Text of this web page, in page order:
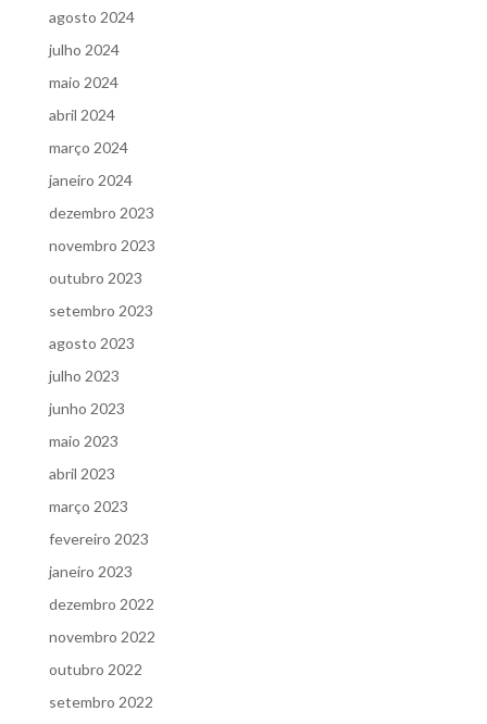
agosto 2024
julho 2024
maio 2024
abril 2024
março 2024
janeiro 2024
dezembro 2023
novembro 2023
outubro 2023
setembro 2023
agosto 2023
julho 2023
junho 2023
maio 2023
abril 2023
março 2023
fevereiro 2023
janeiro 2023
dezembro 2022
novembro 2022
outubro 2022
setembro 2022